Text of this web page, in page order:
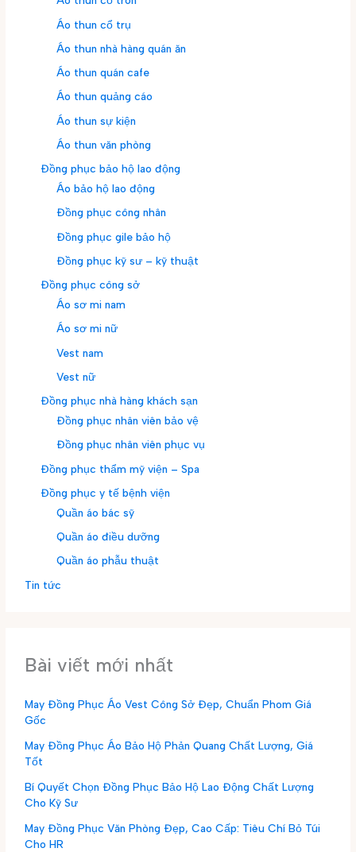
Áo thun cổ trụ
Áo thun nhà hàng quán ăn
Áo thun quán cafe
Áo thun quảng cáo
Áo thun sự kiện
Áo thun văn phòng
Đồng phục bảo hộ lao động
Áo bảo hộ lao động
Đồng phục công nhân
Đồng phục gile bảo hộ
Đồng phục kỹ sư – kỹ thuật
Đồng phục công sở
Áo sơ mi nam
Áo sơ mi nữ
Vest nam
Vest nữ
Đồng phục nhà hàng khách sạn
Đồng phục nhân viên bảo vệ
Đồng phục nhân viên phục vụ
Đồng phục thẩm mỹ viện – Spa
Đồng phục y tế bệnh viện
Quần áo bác sỹ
Quần áo điều dưỡng
Quần áo phẫu thuật
Tin tức
Bài viết mới nhất
May Đồng Phục Áo Vest Công Sở Đẹp, Chuẩn Phom Giá
Gốc
May Đồng Phục Áo Bảo Hộ Phản Quang Chất Lượng, Giá
Tốt
Bí Quyết Chọn Đồng Phục Bảo Hộ Lao Động Chất Lượng
Cho Kỹ Sư
May Đồng Phục Văn Phòng Đẹp, Cao Cấp: Tiêu Chí Bỏ Túi
Cho HR